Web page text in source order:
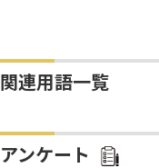
関連用語一覧
アンケート